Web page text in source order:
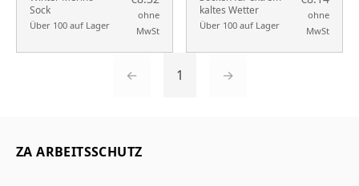
Sock
Über 100 auf Lager
ohne
MwSt
kaltes Wetter
Über 100 auf Lager
ohne
MwSt
← 1 →
ZA ARBEITSSCHUTZ